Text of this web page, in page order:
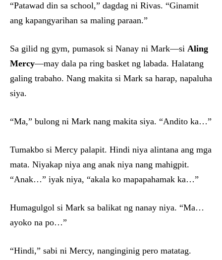
“Patawad din sa school,” dagdag ni Rivas. “Ginamit
ang kapangyarihan sa maling paraan.”
Sa gilid ng gym, pumasok si Nanay ni Mark—si Aling
Mercy—may dala pa ring basket ng labada. Halatang
galing trabaho. Nang makita si Mark sa harap, napaluha
siya.
“Ma,” bulong ni Mark nang makita siya. “Andito ka…”
Tumakbo si Mercy palapit. Hindi niya alintana ang mga
mata. Niyakap niya ang anak niya nang mahigpit.
“Anak…” iyak niya, “akala ko mapapahamak ka…”
Humagulgol si Mark sa balikat ng nanay niya. “Ma…
ayoko na po…”
“Hindi,” sabi ni Mercy, nanginginig pero matatag.